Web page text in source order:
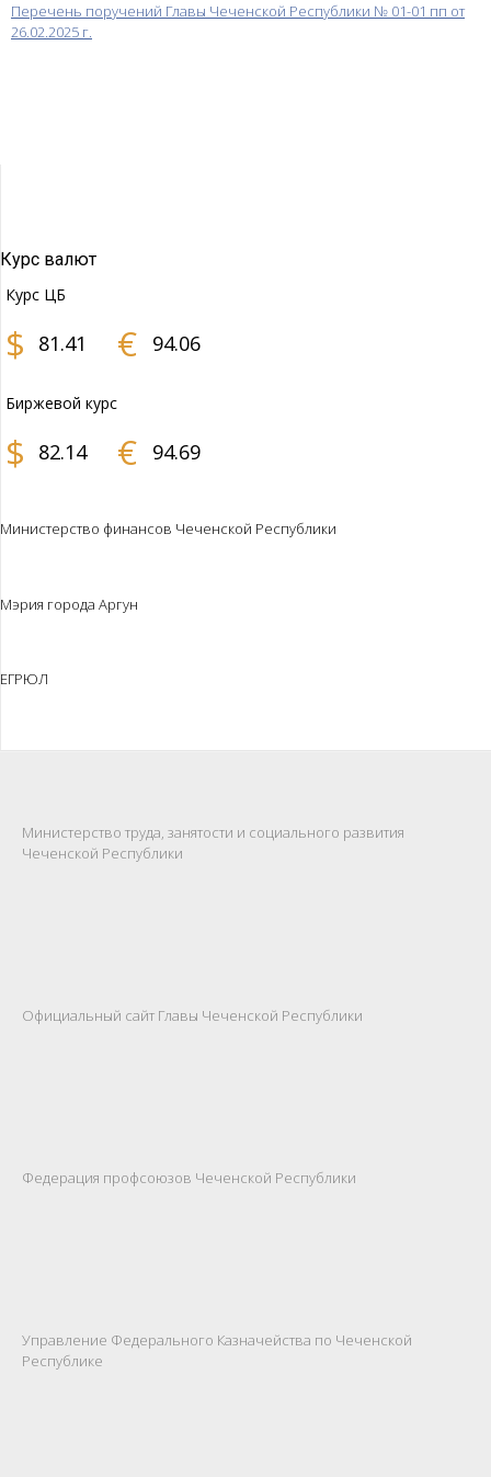
Перечень поручений Главы Чеченской Республики № 01-01 пп от
26.02.2025 г.
Курс валют
Курс ЦБ
$ 81.41 € 94.06
Биржевой курс
$ 82.14 € 94.69
Министерство финансов Чеченской Республики
Мэрия города Аргун
ЕГРЮЛ
Министерство труда, занятости и социального развития
Чеченской Республики
Официальный сайт Главы Чеченской Республики
Федерация профсоюзов Чеченской Республики
Управление Федерального Казначейства по Чеченской
Республике